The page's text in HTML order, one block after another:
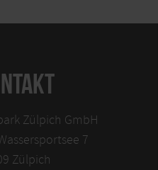
Zülpich GmbH
7
Zülpich